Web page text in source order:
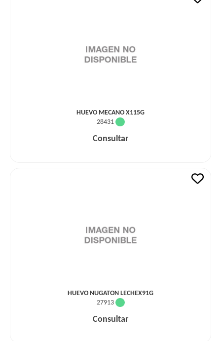
HUEVO MECANO X115G
28431
Consultar
HUEVO NUGATON LECHEX91G
27913
Consultar